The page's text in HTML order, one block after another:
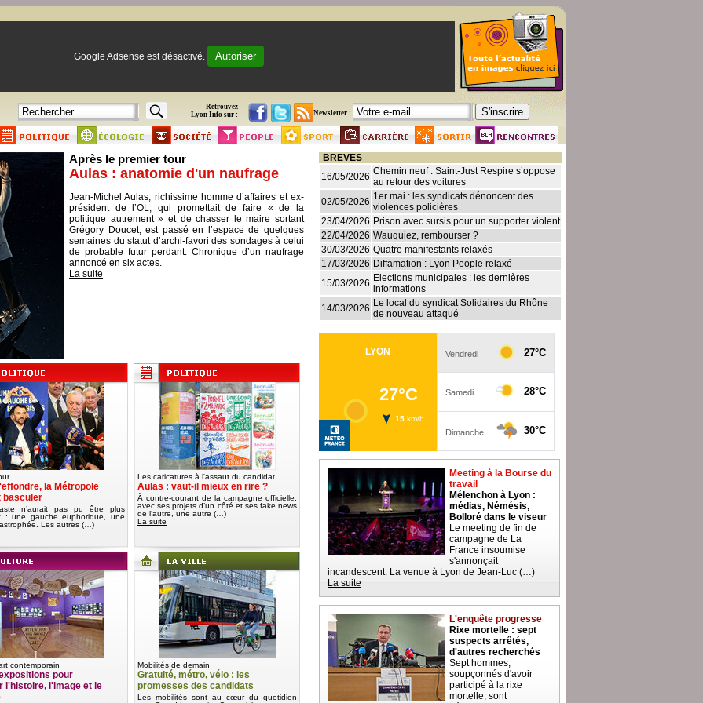
Google Adsense est désactivé. Autoriser
Retrouvez
Lyon Info sur :
Newsletter :
Après le premier tour
Aulas : anatomie d'un naufrage
Jean-Michel Aulas, richissime homme d’affaires et ex-
président de l’OL, qui promettait de faire « de la
politique autrement » et de chasser le maire sortant
Grégory Doucet, est passé en l’espace de quelques
semaines du statut d’archi-favori des sondages à celui
de probable futur perdant. Chronique d’un naufrage
annoncé en six actes.
La suite
la Métropole
basculer
n’aurait pas pu être plus
: une gauche euphorique, une
Les autres (…)
Les caricatures à l'assaut du candidat
Aulas : vaut-il mieux en rire ?
À contre-courant de la campagne officielle,
avec ses projets d’un côté et ses fake news
de l’autre, une autre (…)
La suite
contemporain
pour
l'histoire, l'image et le
Mobilités de demain
Gratuité, métro, vélo : les
promesses des candidats
Les mobilités sont au cœur du quotidien
BREVES
16/05/2026 Chemin neuf : Saint-Just Respire s’oppose
au retour des voitures
02/05/2026 1er mai : les syndicats dénoncent des
violences policières
23/04/2026 Prison avec sursis pour un supporter violent
22/04/2026 Wauquiez, rembourser ?
30/03/2026 Quatre manifestants relaxés
17/03/2026 Diffamation : Lyon People relaxé
15/03/2026 Elections municipales : les dernières
informations
14/03/2026 Le local du syndicat Solidaires du Rhône
de nouveau attaqué
Meeting à la Bourse du
travail
Mélenchon à Lyon :
médias, Némésis,
Bolloré dans le viseur
Le meeting de fin de
campagne de La
France insoumise
s'annonçait
incandescent. La venue à Lyon de Jean-Luc (…)
La suite
L'enquête progresse
Rixe mortelle : sept
suspects arrêtés,
d'autres recherchés
Sept hommes,
soupçonnés d'avoir
participé à la rixe
mortelle, sont